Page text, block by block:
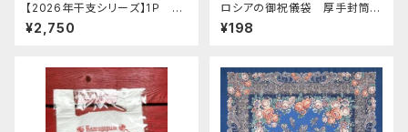
【2026年干支シリーズ】1Ｐ リ
ューバ作 お馬ちゃん人形 D
「ツリー」
¥2,750
ロシアの御祝儀袋 厚手封筒
E-280 「花 カード付 」
¥198